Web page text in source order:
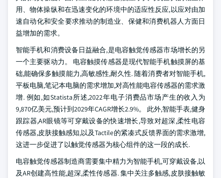
用、物体操纵和在迅速变化的环境中的适应性反应,以应对由加
速自动化和安全要求推动的制造业、保健和消费机器人方面日
益增加的需求。
智能手机和消费设备日益融合,是电容触觉传感器市场增长的另
一个主要驱动力。 电容触摸传感器是现代智能手机触摸屏的基
础,能确保多触摸能力,高敏感性,耐久性. 随着消费者对智能手机,
平板电脑,笔记本电脑的需求增加,对高性能电容传感器的需求激
增. 例如,如Statista所述,2022年电子消费品市场产生的收入为
9,870亿美元,预计到2029年CAGR增长2.9%。 此外,智能手表,健身
跟踪器,AR眼镜等可穿戴设备的快速增长,导致对超深,柔性电容
传感器,皮肤接触感知,以及Tactile的紧凑式反馈界面的需求激增,
这进一步促进了以触觉传感器为核心组件的这一段的成长.
电容触觉传感器制造商需要集中精力为智能手机,可穿戴设备,以
及AR创建高性能,超深,柔性传感器. 集中关注多触感,皮肤接触敏